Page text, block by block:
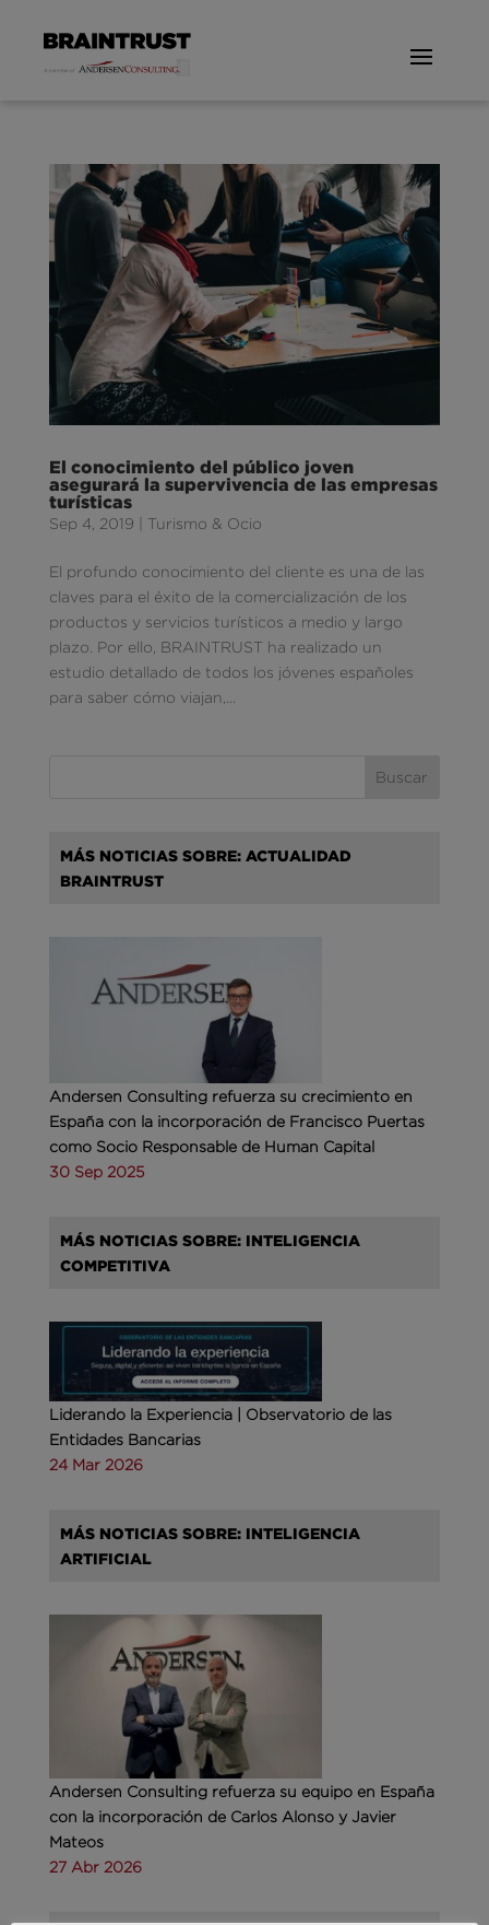
El conocimiento del público joven
asegurará la supervivencia de las empresas
turísticas
Sep 4, 2019 Turismo & Ocio
El profundo conocimiento del cliente es una de las
claves para el éxito de la comercialización de los
productos y servicios turísticos a medio y largo
plazo. Por ello, BRAINTRUST ha realizado un
estudio detallado de todos los jóvenes españoles
para saber cómo viajan,...
MÁS NOTICIAS SOBRE: ACTUALIDAD
BRAINTRUST
Andersen Consulting refuerza su crecimiento en
España con la incorporación de Francisco Puertas
como Socio Responsable de Human Capital
30 Sep 2025
MÁS NOTICIAS SOBRE: INTELIGENCIA
COMPETITIVA
Liderando la Experiencia | Observatorio de las
Entidades Bancarias
24 Mar 2026
MÁS NOTICIAS SOBRE: INTELIGENCIA
ARTIFICIAL
Andersen Consulting refuerza su equipo en España
con la incorporación de Carlos Alonso y Javier
Mateos
27 Abr 2026